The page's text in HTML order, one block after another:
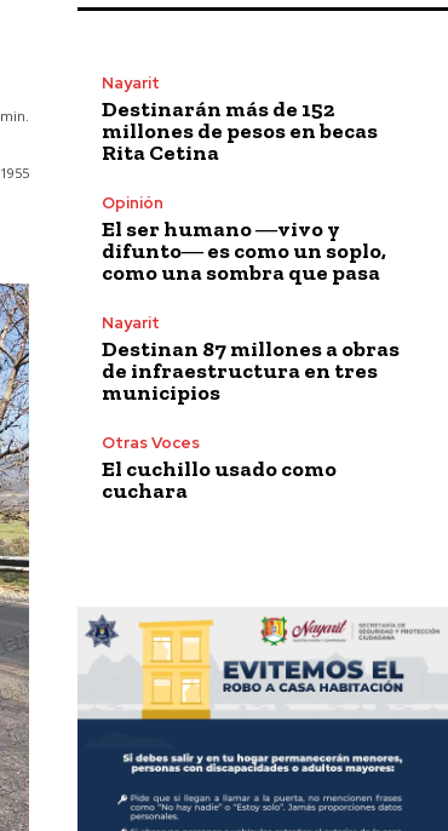
min.
1955
Nayarit
Destinarán más de 152
millones de pesos en becas
Rita Cetina
Opinión
El ser humano ―vivo y
difunto― es como un soplo,
como una sombra que pasa
Nayarit
Destinan 87 millones a obras
de infraestructura en tres
municipios
Otras Voces
El cuchillo usado como
cuchara